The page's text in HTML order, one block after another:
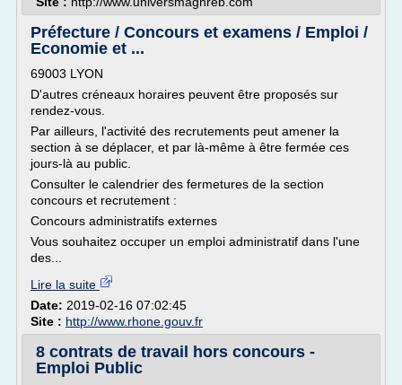
Préfecture / Concours et examens / Emploi /
Economie et ...
69003 LYON
D'autres créneaux horaires peuvent être proposés sur
rendez-vous.
Par ailleurs, l'activité des recrutements peut amener la
section à se déplacer, et par là-même à être fermée ces
jours-là au public.
Consulter le calendrier des fermetures de la section
concours et recrutement :
Concours administratifs externes
Vous souhaitez occuper un emploi administratif dans l'une
des...
Lire la suite
Date: 2019-02-16 07:02:45
Site : http://www.rhone.gouv.fr
8 contrats de travail hors concours -
Emploi Public